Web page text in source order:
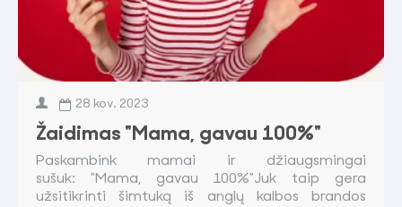
28 kov. 2023
Žaidimas "Mama, gavau 100%"
Paskambink mamai ir džiaugsmingai
sušuk: "Mama, gavau 100%"Juk taip gera
užsitikrinti šimtuką iš anglų kalbos brandos